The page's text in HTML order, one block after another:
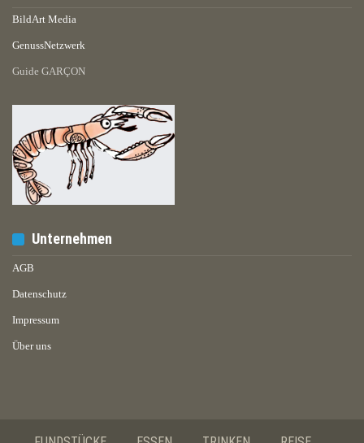
BildArt Media
GenussNetzwerk
Guide GARÇON
Unternehmen
AGB
Datenschutz
Impressum
Über uns